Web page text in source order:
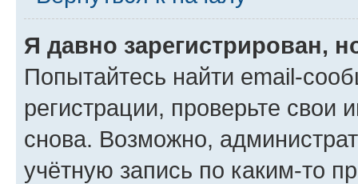
Я давно зарегистрирован,
Попытайтесь найти email-
регистрации, проверьте свои
снова. Возможно,
учётную запись по каким-то